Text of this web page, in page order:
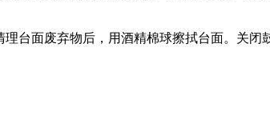
台面废弃物后，用酒精棉球擦拭台面。关